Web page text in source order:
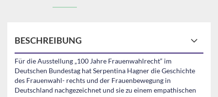
BESCHREIBUNG
Für die Ausstellung „100 Jahre Frauenwahlrecht“ im
Deutschen Bundestag hat Serpentina Hagner die Geschichte
des Frauenwahl- rechts und der Frauenbewegung in
Deutschland nachgezeichnet und sie zu einem empathischen